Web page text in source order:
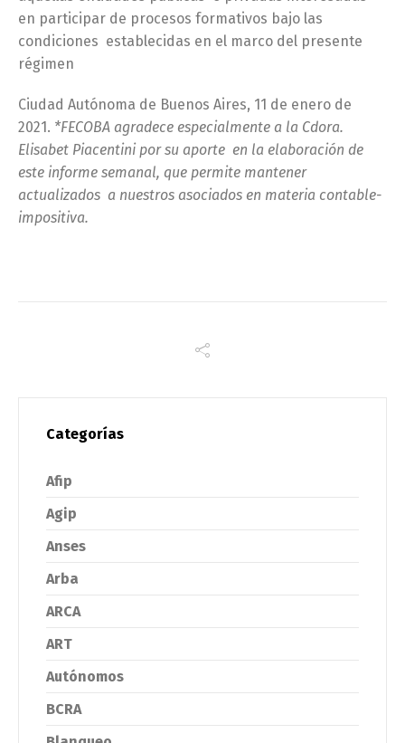
en participar de procesos formativos bajo las
condiciones establecidas en el marco del presente
régimen
Ciudad Autónoma de Buenos Aires, 11 de enero de
2021. *FECOBA agradece especialmente a la Cdora.
Elisabet Piacentini por su aporte en la elaboración de
este informe semanal, que permite mantener
actualizados a nuestros asociados en materia contable-
impositiva.
Categorías
Afip
Agip
Anses
Arba
ARCA
ART
Autónomos
BCRA